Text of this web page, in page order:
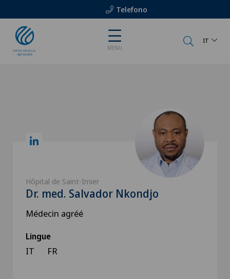
Telefono
MENU
IT
Hôpital de Saint-Imier
Dr. med. Salvador Nkondjo
Médecin agréé
Lingue
IT FR